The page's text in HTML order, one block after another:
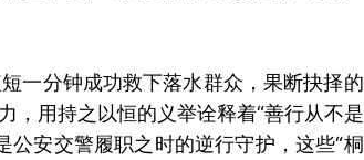
一分钟成功救下落水群众，果断抉择的
，用持之以恒的义举诠释着“善行从不是
安交警履职之时的逆行守护，这些“桐